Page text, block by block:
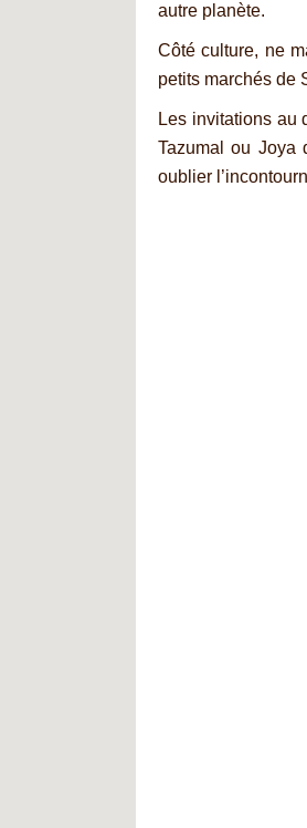
autre planète.
Côté culture, ne
petits marchés de
Les invitations au
Tazumal ou Joya
oublier